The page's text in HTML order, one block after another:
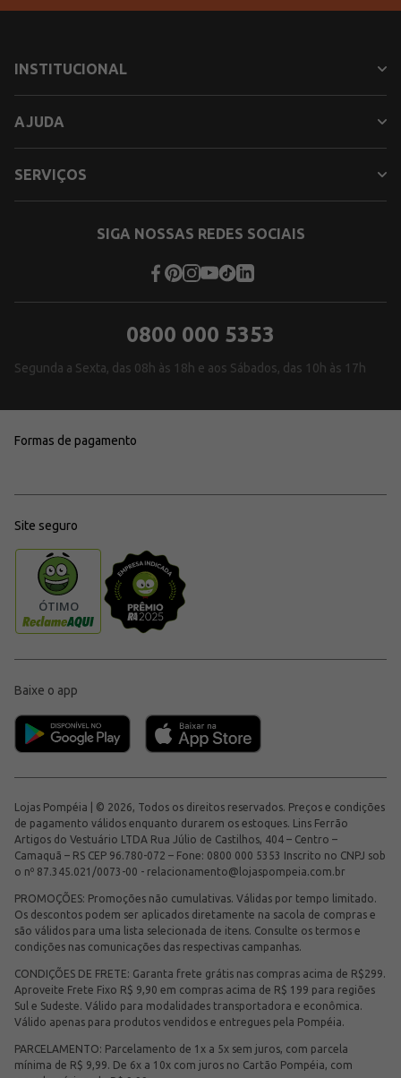
INSTITUCIONAL
AJUDA
SERVIÇOS
SIGA NOSSAS REDES SOCIAIS
0800 000 5353
Segunda a Sexta, das 08h às 18h e aos Sábados, das 10h às 17h
Formas de pagamento
Site seguro
Baixe o app
Lojas Pompéia | © 2026, Todos os direitos reservados. Preços e condições
de pagamento válidos enquanto durarem os estoques. Lins Ferrão
Artigos do Vestuário LTDA Rua Júlio de Castilhos, 404 – Centro –
Camaquã – RS CEP 96.780-072 – Fone: 0800 000 5353 Inscrito no CNPJ sob
o nº 87.345.021/0073-00 - relacionamento@lojaspompeia.com.br
PROMOÇÕES: Promoções não cumulativas. Válidas por tempo limitado.
Os descontos podem ser aplicados diretamente na sacola de compras e
são válidos para uma lista selecionada de itens. Consulte os termos e
condições nas comunicações das respectivas campanhas.
CONDIÇÕES DE FRETE: Garanta frete grátis nas compras acima de R$299.
Aproveite Frete Fixo R$ 9,90 em compras acima de R$ 199 para regiões
Sul e Sudeste. Válido para modalidades transportadora e econômica.
Válido apenas para produtos vendidos e entregues pela Pompéia.
PARCELAMENTO: Parcelamento de 1x a 5x sem juros, com parcela
mínima de R$ 9,99. De 6x a 10x com juros no Cartão Pompéia, com